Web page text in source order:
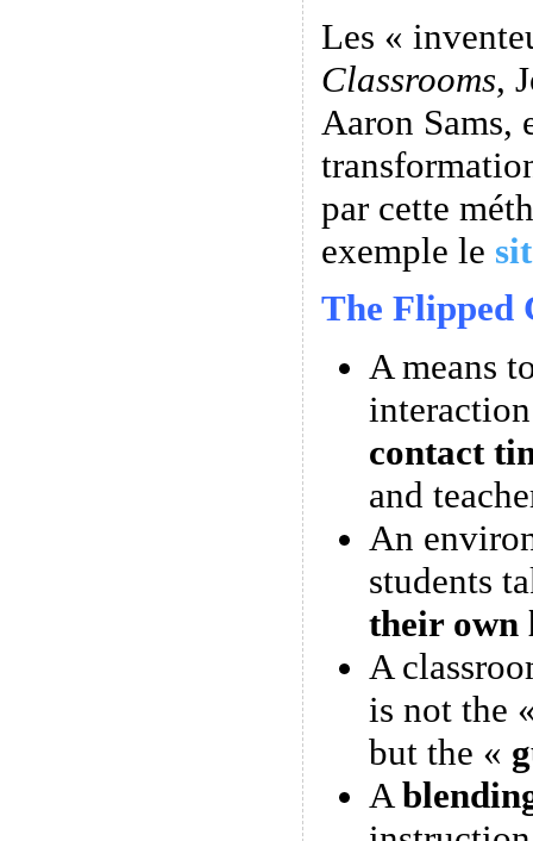
Les «
Classrooms,
Aaron Sams,
par cette
exemple le
The Flipped
A means
contact
and
An
students
their own
A
is not the
but the «
A